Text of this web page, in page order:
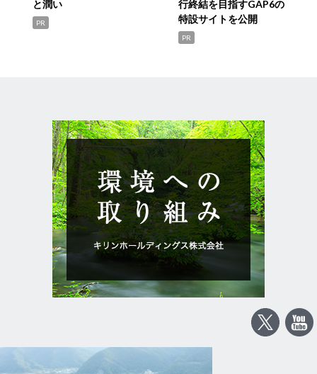
と潤い
PR
行終結を目指すGAP6の
特設サイトを公開
PR